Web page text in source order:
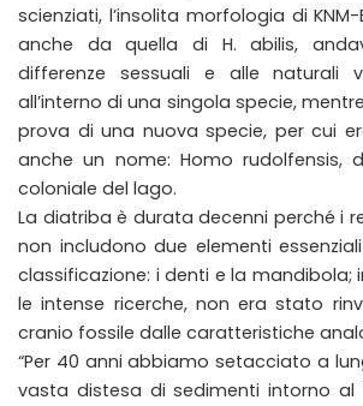
scienziati, l’insolita morfologia di KNM-
anche da quella di H. abilis,
differenze sessuali e alle naturali
all’interno di una singola specie,
prova di una nuova specie, per cui
anche un nome: Homo rudolfensis,
coloniale del lago.
La diatriba è durata decenni perché i
non includono due elementi
classificazione: i denti e la mandibola;
le intense ricerche, non era stato
cranio fossile dalle caratteristiche
“Per 40 anni abbiamo setacciato a
vasta distesa di sedimenti intorno al